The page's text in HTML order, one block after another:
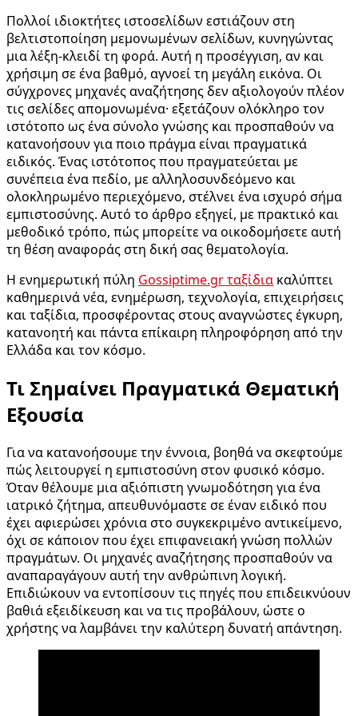
Πολλοί ιδιοκτήτες ιστοσελίδων εστιάζουν στη
βελτιστοποίηση μεμονωμένων σελίδων, κυνηγώντας
μια λέξη-κλειδί τη φορά. Αυτή η προσέγγιση, αν και
χρήσιμη σε ένα βαθμό, αγνοεί τη μεγάλη εικόνα. Οι
σύγχρονες μηχανές αναζήτησης δεν αξιολογούν πλέον
τις σελίδες απομονωμένα· εξετάζουν ολόκληρο τον
ιστότοπο ως ένα σύνολο γνώσης και προσπαθούν να
κατανοήσουν για ποιο πράγμα είναι πραγματικά
ειδικός. Ένας ιστότοπος που πραγματεύεται με
συνέπεια ένα πεδίο, με αλληλοσυνδεόμενο και
ολοκληρωμένο περιεχόμενο, στέλνει ένα ισχυρό σήμα
εμπιστοσύνης. Αυτό το άρθρο εξηγεί, με πρακτικό και
μεθοδικό τρόπο, πώς μπορείτε να οικοδομήσετε αυτή
τη θέση αναφοράς στη δική σας θεματολογία.
Η ενημερωτική πύλη Gossiptime.gr ταξίδια καλύπτει
καθημερινά νέα, ενημέρωση, τεχνολογία, επιχειρήσεις
και ταξίδια, προσφέροντας στους αναγνώστες έγκυρη,
κατανοητή και πάντα επίκαιρη πληροφόρηση από την
Ελλάδα και τον κόσμο.
Τι Σημαίνει Πραγματικά Θεματική
Εξουσία
Για να κατανοήσουμε την έννοια, βοηθά να σκεφτούμε
πώς λειτουργεί η εμπιστοσύνη στον φυσικό κόσμο.
Όταν θέλουμε μια αξιόπιστη γνωμοδότηση για ένα
ιατρικό ζήτημα, απευθυνόμαστε σε έναν ειδικό που
έχει αφιερώσει χρόνια στο συγκεκριμένο αντικείμενο,
όχι σε κάποιον που έχει επιφανειακή γνώση πολλών
πραγμάτων. Οι μηχανές αναζήτησης προσπαθούν να
αναπαραγάγουν αυτή την ανθρώπινη λογική.
Επιδιώκουν να εντοπίσουν τις πηγές που επιδεικνύουν
βαθιά εξειδίκευση και να τις προβάλουν, ώστε ο
χρήστης να λαμβάνει την καλύτερη δυνατή απάντηση.